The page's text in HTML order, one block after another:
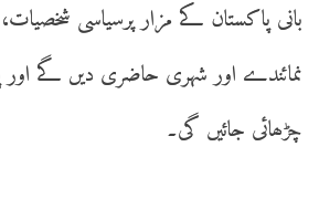
بانی پاکستان کے مزار پرسیاسی
نمائندے اور شہری حاضری دیں گے اور
چڑھائی جائیں گی۔